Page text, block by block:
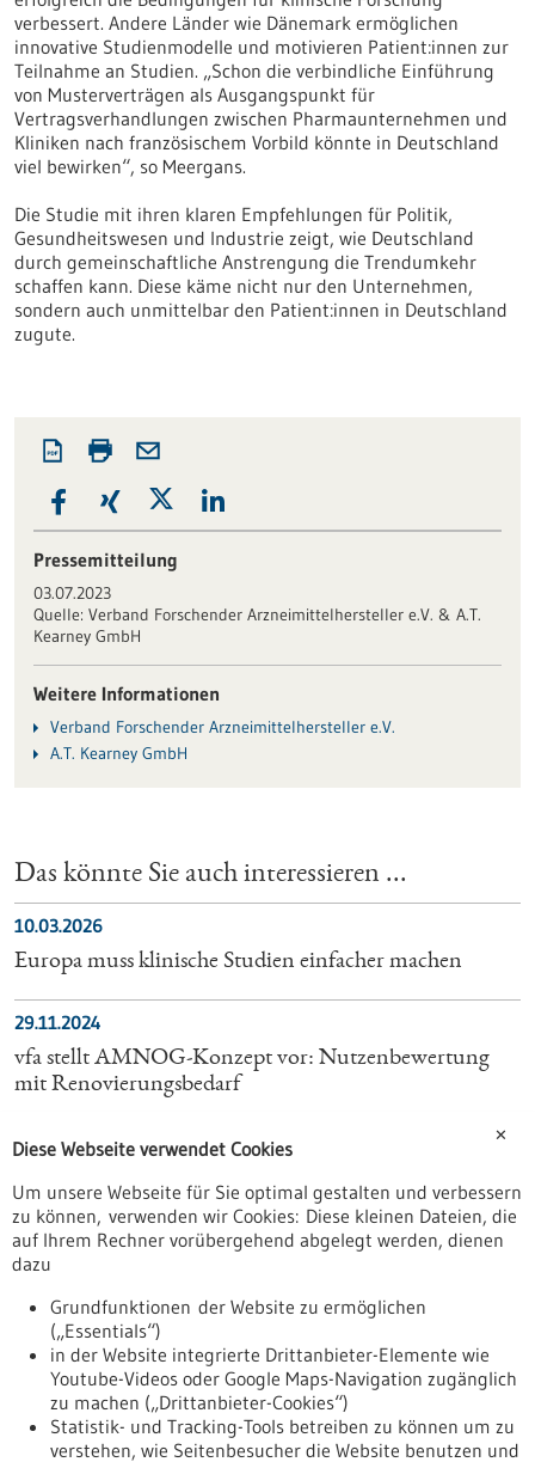
verbessert. Andere Länder wie Dänemark ermöglichen
innovative Studienmodelle und motivieren Patient:innen zur
Teilnahme an Studien. „Schon die verbindliche Einführung
von Musterverträgen als Ausgangspunkt für
Vertragsverhandlungen zwischen Pharmaunternehmen und
Kliniken nach französischem Vorbild könnte in Deutschland
viel bewirken“, so Meergans.
Die Studie mit ihren klaren Empfehlungen für Politik,
Gesundheitswesen und Industrie zeigt, wie Deutschland
durch gemeinschaftliche Anstrengung die Trendumkehr
schaffen kann. Diese käme nicht nur den Unternehmen,
sondern auch unmittelbar den Patient:innen in Deutschland
zugute.
Pressemitteilung
03.07.2023
Quelle: Verband Forschender Arzneimittelhersteller e.V. & A.T.
Kearney GmbH
Weitere Informationen
Verband Forschender Arzneimittelhersteller e.V.
A.T. Kearney GmbH
Das könnte Sie auch interessieren ...
10.03.2026
Europa muss klinische Studien einfacher machen
29.11.2024
vfa stellt AMNOG-Konzept vor: Nutzenbewertung
mit Renovierungsbedarf
13.12.2023
Nationale Pharmastrategie beschlossen
11.05.2023
Verbesserter Zugang zu klinischen Studien mit neuen
patientenorientierten Funktionen
14.12.2023
Konsensvorschlag zum Stellenwert moderner
Arzneimittel
✕
Diese Webseite verwendet Cookies
Um unsere Webseite für Sie optimal gestalten und verbessern
zu können, verwenden wir Cookies: Diese kleinen Dateien, die
auf Ihrem Rechner vorübergehend abgelegt werden, dienen
dazu
Grundfunktionen der Website zu ermöglichen
(„Essentials“)
in der Website integrierte Drittanbieter-Elemente wie
Youtube-Videos oder Google Maps-Navigation zugänglich
zu machen („Drittanbieter-Cookies“)
Statistik- und Tracking-Tools betreiben zu können um zu
verstehen, wie Seitenbesucher die Website benutzen und